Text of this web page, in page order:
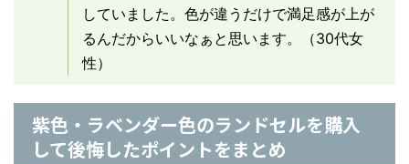
していました。色が違うだけで満足感が上が
るんだからいいなぁと思います。（30代女
性）
紫色・ラベンダー色のランドセルを購入
して後悔したポイントをまとめ